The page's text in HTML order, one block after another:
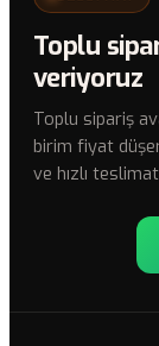
Toplu
veriyoruz
Toplu sipariş
birim fiyat
ve hızlı